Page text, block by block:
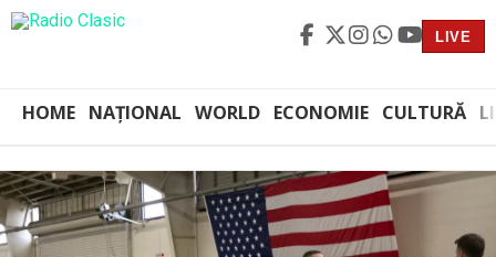
LIVE
HOME NAȚIONAL WORLD ECONOMIE CULTURĂ